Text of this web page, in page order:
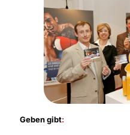
Geben gibt: